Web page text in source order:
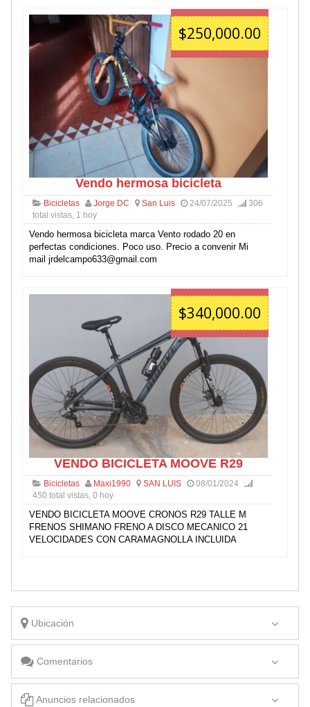
$250,000.00
Vendo hermosa bicicleta
Bicicletas Jorge DC San Luis 24/07/2025
306
total vistas, 1 hoy
Vendo hermosa bicicleta marca Vento rodado 20 en
perfectas condiciones. Poco uso. Precio a convenir Mi
mail jrdelcampo633@gmail.com
$340,000.00
VENDO BICICLETA MOOVE R29
Bicicletas Maxi1990 SAN LUIS
08/01/2024
450 total vistas, 0 hoy
VENDO BICICLETA MOOVE CRONOS R29 TALLE M
FRENOS SHIMANO FRENO A DISCO MECANICO 21
VELOCIDADES CON CARAMAGNOLLA INCLUIDA
Ubicación
Comentarios
Anuncios relacionados